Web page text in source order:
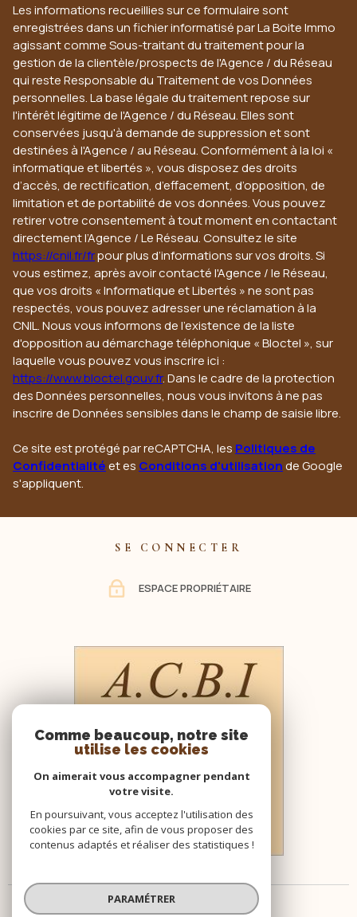
Les informations recueillies sur ce formulaire sont
enregistrées dans un fichier informatisé par La Boite Immo
agissant comme Sous-traitant du traitement pour la
gestion de la clientèle/prospects de l'Agence / du Réseau
qui reste Responsable du Traitement de vos Données
personnelles. La base légale du traitement repose sur
l'intérêt légitime de l'Agence / du Réseau. Elles sont
conservées jusqu'à demande de suppression et sont
destinées à l'Agence / au Réseau. Conformément à la loi «
informatique et libertés », vous disposez des droits
d’accès, de rectification, d’effacement, d’opposition, de
limitation et de portabilité de vos données. Vous pouvez
retirer votre consentement à tout moment en contactant
directement l’Agence / Le Réseau. Consultez le site
https://cnil.fr/frpour plus d’informations sur vos droits. Si
vous estimez, après avoir contacté l'Agence / le Réseau,
que vos droits « Informatique et Libertés » ne sont pas
respectés, vous pouvez adresser une réclamation à la
CNIL. Nous vous informons de l’existence de la liste
d'opposition au démarchage téléphonique « Bloctel », sur
laquelle vous pouvez vous inscrire ici :
https://www.bloctel.gouv.fr. Dans le cadre de la protection
des Données personnelles, nous vous invitons à ne pas
inscrire de Données sensibles dans le champ de saisie libre.
Ce site est protégé par reCAPTCHA, les Politiques de
Confidentialitéet es Conditions d'utilisationde Google
s'appliquent.
SE CONNECTER
ESPACE PROPRIÉTAIRE
Comme beaucoup, notre site
utilise les cookies
On aimerait vous accompagner pendant
votre visite.
En poursuivant, vous acceptez l'utilisation des
cookies par ce site, afin de vous proposer des
contenus adaptés et réaliser des statistiques !
PARAMÉTRER